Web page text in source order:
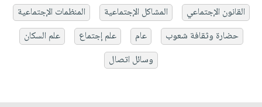
القانون الإجتماعي
المشاكل الإجتماعية
المنظمات الإجتماعية
حضارة وثقافة شعوب
عام علم إجتماع
علم السكان
وسائل اتصال